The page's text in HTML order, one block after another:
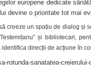
europene dedicate
devine o prioritate tot mai
creeze un spațiu de dialog și
și bibliotecari,
direcții de acțiune în
rotunda-sanatatea-